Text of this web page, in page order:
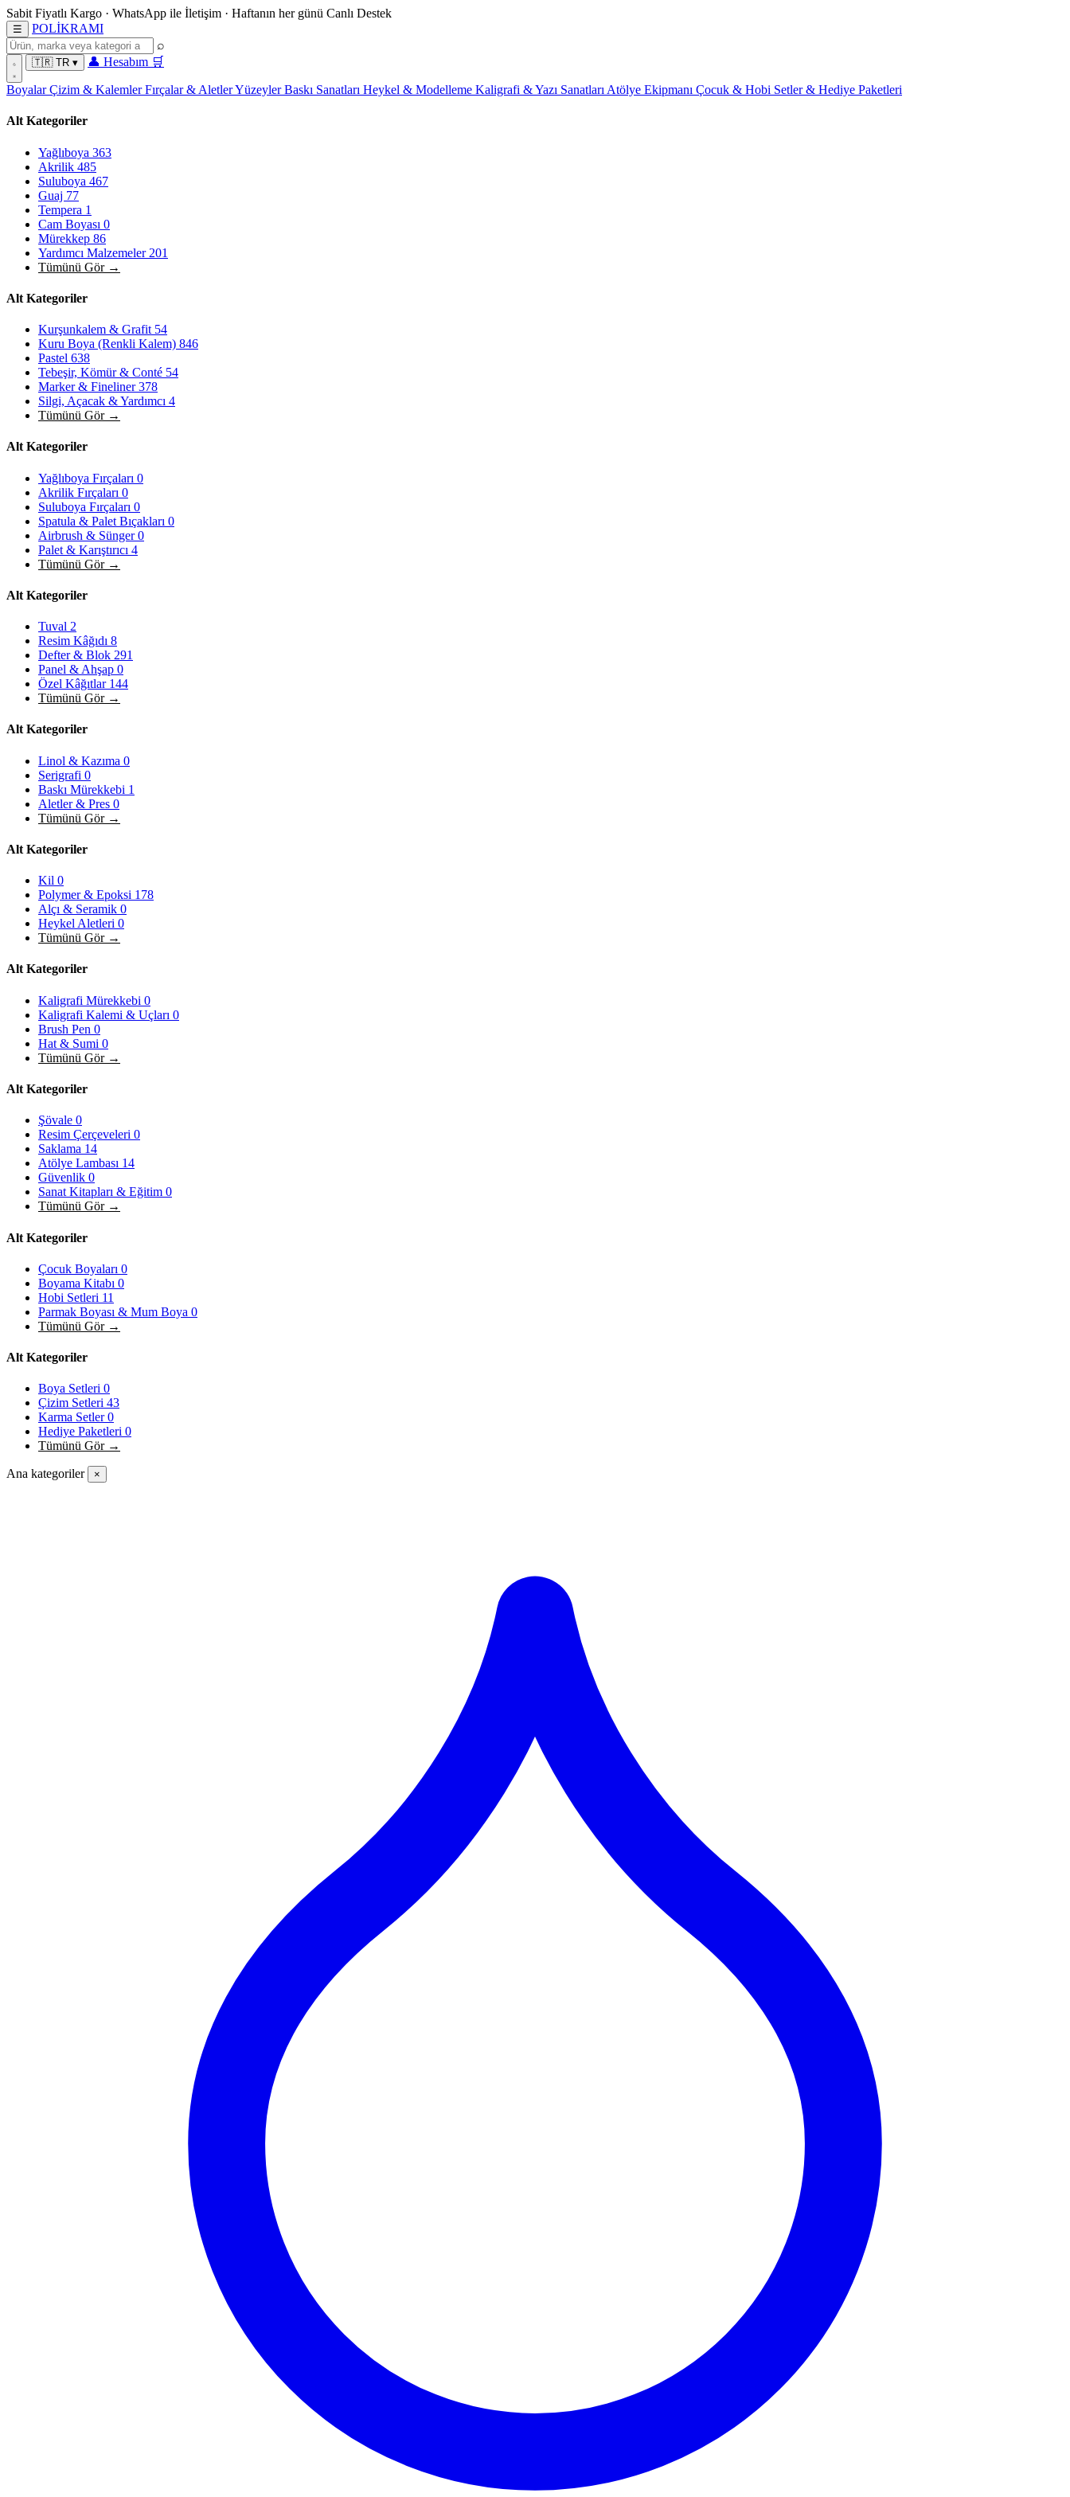
Sabit Fiyatlı Kargo · WhatsApp ile İletişim · Haftanın her günü Canlı Destek
☰ POLİKRAMI
⌕
🇹🇷 TR ▾ 👤 Hesabım 🛒
BoyalarÇizim & KalemlerFırçalar & AletlerYüzeylerBaskı Sanatları Heykel & Modelleme Kaligrafi & Yazı Sanatları Atölye Ekipmanı Çocuk & Hobi Setler & Hediye Paketleri
Alt Kategoriler
Yağlıboya 363
Akrilik 485
Suluboya 467
Guaj 77
Tempera 1
Cam Boyası 0
Mürekkep 86
Yardımcı Malzemeler 201
Tümünü Gör →
Alt Kategoriler
Kurşunkalem & Grafit 54
Kuru Boya (Renkli Kalem) 846
Pastel 638
Tebeşir, Kömür & Conté 54
Marker & Fineliner378
Silgi, Açacak & Yardımcı 4
Tümünü Gör →
Alt Kategoriler
Yağlıboya Fırçaları 0
Akrilik Fırçaları 0
Suluboya Fırçaları 0
Spatula & Palet Bıçakları 0
Airbrush & Sünger0
Palet & Karıştırıcı 4
Tümünü Gör →
Alt Kategoriler
Tuval 2
Resim Kâğıdı 8
Defter & Blok 291
Panel & Ahşap 0
Özel Kâğıtlar 144
Tümünü Gör →
Alt Kategoriler
Linol & Kazıma 0
Serigrafi 0
Baskı Mürekkebi 1
Aletler & Pres 0
Tümünü Gör →
Alt Kategoriler
Kil 0
Polymer & Epoksi 178
Alçı & Seramik 0
Heykel Aletleri 0
Tümünü Gör →
Alt Kategoriler
Kaligrafi Mürekkebi 0
Kaligrafi Kalemi & Uçları 0
Brush Pen 0
Hat & Sumi 0
Tümünü Gör →
Alt Kategoriler
Şövale 0
Resim Çerçeveleri 0
Saklama 14
Atölye Lambası 14
Güvenlik 0
Sanat Kitapları & Eğitim 0
Tümünü Gör →
Alt Kategoriler
Çocuk Boyaları 0
Boyama Kitabı 0
Hobi Setleri 11
Parmak Boyası & Mum Boya 0
Tümünü Gör →
Alt Kategoriler
Boya Setleri 0
Çizim Setleri 43
Karma Setler0
Hediye Paketleri 0
Tümünü Gör →
Ana kategoriler ×